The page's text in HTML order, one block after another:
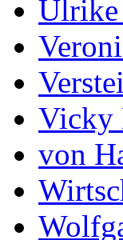
Ulrike
Vicky
von